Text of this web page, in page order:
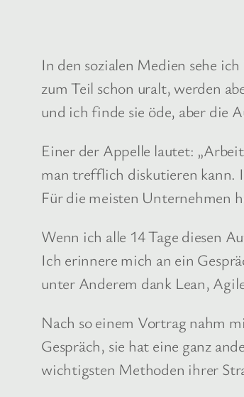
In den sozialen Medien sehe
zum Teil schon uralt, werden
und ich finde sie öde, aber die
Einer der Appelle lautet:
man trefflich diskutieren kann.
Für die meisten Unternehmen
Wenn ich alle 14 Tage diesen
Ich erinnere mich an ein
unter Anderem dank Lean,
Nach so einem Vortrag nahm
Gespräch, sie hat eine ganz
wichtigsten Methoden ihrer